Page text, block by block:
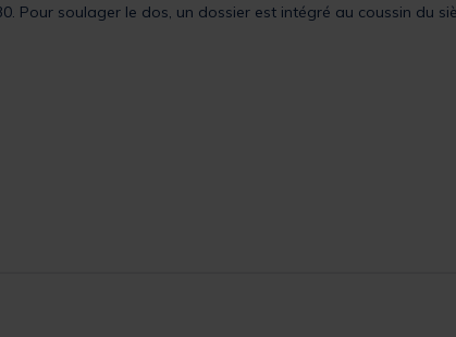
Pour soulager le dos, un dossier est intégré au coussin du